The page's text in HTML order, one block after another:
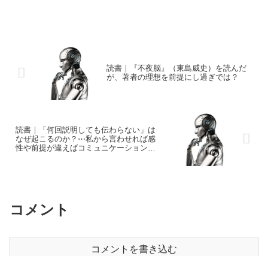
読書｜『不夜脳』（東島威史）を読んだ
が、著者の理想を前提にし過ぎでは？
読書｜「何回説明しても伝わらない」は
なぜ起こるのか？⋯私から言わせれば感
性や前提が違えばコミュニケーションは
コメント
コメントを書き込む